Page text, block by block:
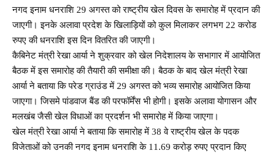
नगद इनाम धनराशि 29 अगस्त को राष्ट्रीय खेल दिवस के समारोह में प्रदान की
जाएगी। इनके अलावा प्रदेश के खिलाड़ियों को कुल मिलाकर लगभग 22 करोड
रुपए की धनराशि इस दिन वितरित की जाएगी।
कैबिनेट मंत्री रेखा आर्या ने शुक्रवार को खेल निदेशालय के सभागार में आयोजित
बैठक में इस समारोह की तैयारी की समीक्षा की। बैठक के बाद खेल मंत्री रेखा
आर्या ने बताया कि परेड ग्राउंड में 29 अगस्त को भव्य समारोह आयोजित किया
जाएगा। जिसमे पांडवाज बैंड की परफॉर्मेंस भी होगी। इसके अलावा योगासन और
मलखंब जैसी खेल विधाओं का प्रदर्शन भी समारोह में किया जाएगा।
खेल मंत्री रेखा आर्या ने बताया कि समारोह में 38 वे राष्ट्रीय खेल के पदक
विजेताओं को उनकी नगद इनाम धनराशि के 11.69 करोड़ रुपए प्रदान किए